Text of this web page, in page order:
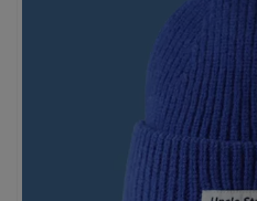
Белоснежные
стильная школьная
всегда выглядит